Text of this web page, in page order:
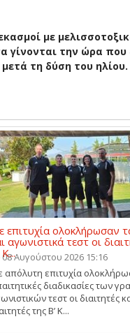
με
γίνονται την ώρα
τη δύση του ηλίου.
επιτυχία ολοκλήρωσαν
αγωνιστικά τεστ οι
Κ...
08 Αυγούστου 2026 15:16
απόλυτη επιτυχία
διαδικασίες των
τεστ οι διαιτητές
της Β’ Κ...